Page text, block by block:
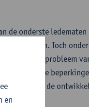
de onderste
niet hebben. Toch
Het probleem
en de
voor de
en